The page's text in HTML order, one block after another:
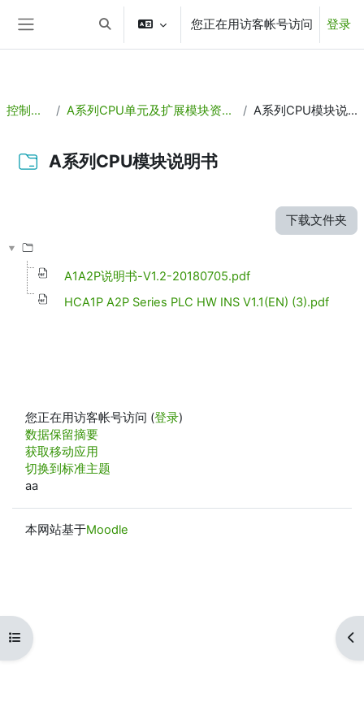
跳到主要内容
切换搜索输入 您正在用访客帐号访问 登录
打开课程索引 打
控制产品 A系列CPU单元及扩展模块资料集合 A系列CPU模块说明书
A系列CPU模块说明书
下载文件夹
A1A2P说明书-V1.2-20180705.pdf
HCA1P A2P Series PLC HW INS V1.1(EN) (3).pdf
您正在用访客帐号访问 (登录)
‎数据保留摘要‎
获取移动应用
切换到标准主题
aa
本网站基于Moodle